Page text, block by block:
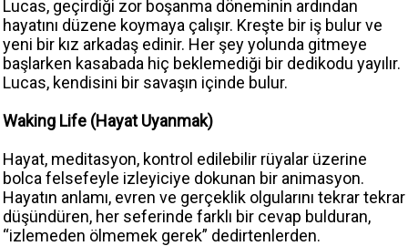
Lucas, geçirdiği zor boşanma döneminin ardından
hayatını düzene koymaya çalışır. Kreşte bir iş bulur ve
yeni bir kız arkadaş edinir. Her şey yolunda gitmeye
başlarken kasabada hiç beklemediği bir dedikodu yayılır.
Lucas, kendisini bir savaşın içinde bulur.
Waking Life (Hayat Uyanmak)
Hayat, meditasyon, kontrol edilebilir rüyalar üzerine
bolca felsefeyle izleyiciye dokunan bir animasyon.
Hayatın anlamı, evren ve gerçeklik olgularını tekrar tekrar
düşündüren, her seferinde farklı bir cevap bulduran,
“izlemeden ölmemek gerek” dedirtenlerden.